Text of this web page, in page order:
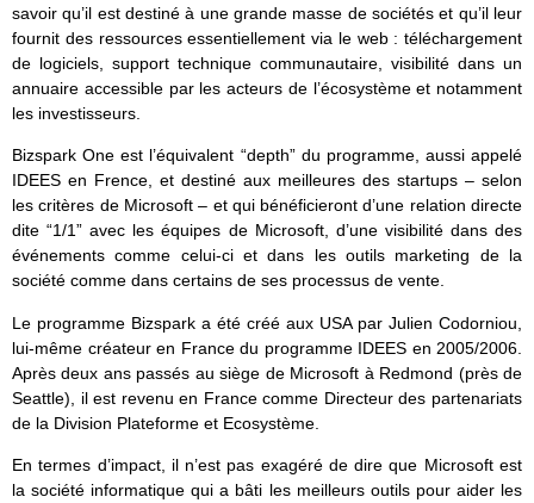
savoir qu’il est destiné à une grande masse de sociétés et qu’il leur
fournit des ressources essentiellement via le web : téléchargement
de logiciels, support technique communautaire, visibilité dans un
annuaire accessible par les acteurs de l’écosystème et notamment
les investisseurs.
Bizspark One est l’équivalent “depth” du programme, aussi appelé
IDEES en Frence, et destiné aux meilleures des startups – selon
les critères de Microsoft – et qui bénéficieront d’une relation directe
dite “1/1” avec les équipes de Microsoft, d’une visibilité dans des
événements comme celui-ci et dans les outils marketing de la
société comme dans certains de ses processus de vente.
Le programme Bizspark a été créé aux USA par Julien Codorniou,
lui-même créateur en France du programme IDEES en 2005/2006.
Après deux ans passés au siège de Microsoft à Redmond (près de
Seattle), il est revenu en France comme Directeur des partenariats
de la Division Plateforme et Ecosystème.
En termes d’impact, il n’est pas exagéré de dire que Microsoft est
la société informatique qui a bâti les meilleurs outils pour aider les